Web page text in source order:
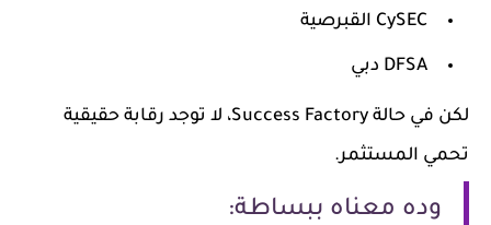
CySEC القبرصية
DFSA دبي
لكن في حالة Success Factory، لا توجد رقابة حقيقية
تحمي المستثمر.
وده معناه ببساطة: